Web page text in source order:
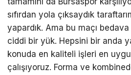
sıfırdan yola çıksaydık
yapardık. Ama bu maçı
ciddi bir yük. Hepsini bir anda
konuda en kaliteli işleri en
çalışıyoruz. Forma ve